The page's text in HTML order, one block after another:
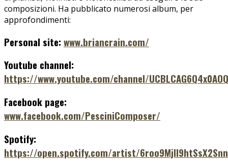
composizioni. Ha pubblicato numerosi album, per
approfondimenti:
Personal site: www.briancrain.com/
Youtube channel:
https://www.youtube.com/channel/
Facebook page:
www.facebook.com/PesciniComposer/
Spotify:
https://open.spotify.com/artist/